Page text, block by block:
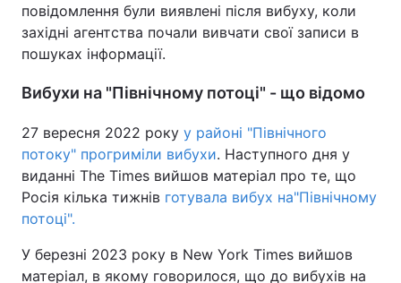
повідомлення були виявлені після вибуху, коли
західні агентства почали вивчати свої записи в
пошуках інформації.
Вибухи на "Північному потоці" - що відомо
27 вересня 2022 року у районі "Північного
потоку" прогриміли вибухи. Наступного дня у
виданні The Times вийшов матеріал про те, що
Росія кілька тижнів готувала вибух на"Північному
потоці".
У березні 2023 року в New York Times вийшов
матеріал, в якому говорилося, що до вибухів на